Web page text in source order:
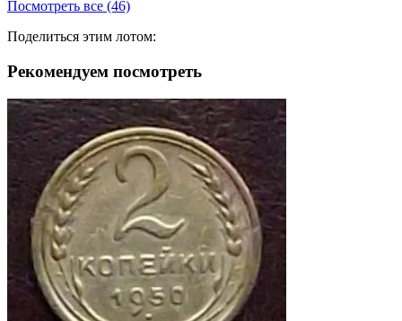
Посмотреть все (46)
Поделиться этим лотом:
Рекомендуем посмотреть